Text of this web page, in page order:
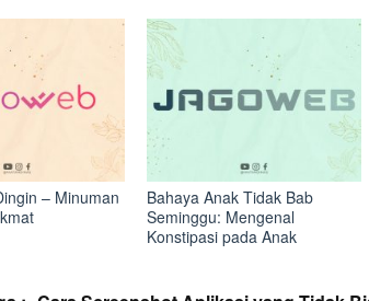
– Minuman
Bahaya Anak Tidak Bab
Seminggu: Mengenal
Konstipasi pada Anak